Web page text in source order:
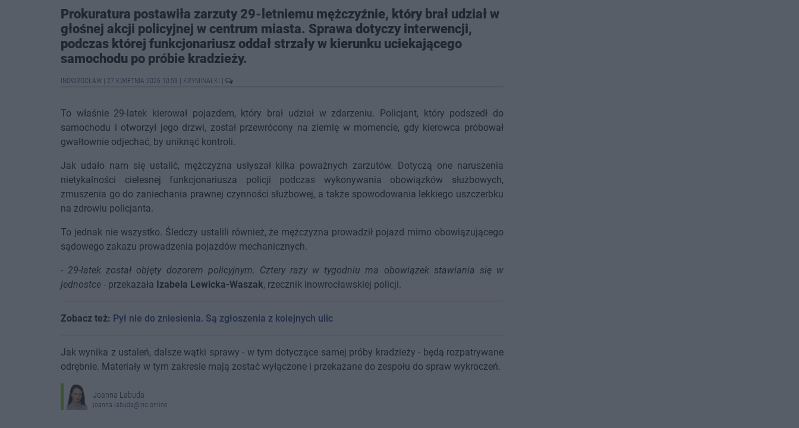
Prokuratura postawiła zarzuty 29-letniemu mężczyźnie, który brał udział w
głośnej akcji policyjnej w centrum miasta. Sprawa dotyczy interwencji,
podczas której funkcjonariusz oddał strzały w kierunku uciekającego
samochodu po próbie kradzieży.
INOWROCŁAW 27 KWIETNIA 2026 10:59 KRYMINAŁKI
To właśnie 29-latek kierował pojazdem, który brał udział w zdarzeniu. Policjant, który podszedł do
samochodu i otworzył jego drzwi, został przewrócony na ziemię w momencie, gdy kierowca próbował
gwałtownie odjechać, by uniknąć kontroli.
Jak udało nam się ustalić, mężczyzna usłyszał kilka poważnych zarzutów. Dotyczą one naruszenia
nietykalności cielesnej funkcjonariusza policji podczas wykonywania obowiązków służbowych,
zmuszenia go do zaniechania prawnej czynności służbowej, a także spowodowania lekkiego uszczerbku
na zdrowiu policjanta.
To jednak nie wszystko. Śledczy ustalili również, że mężczyzna prowadził pojazd mimo obowiązującego
sądowego zakazu prowadzenia pojazdów mechanicznych.
-29-latek został objęty dozorem policyjnym. Cztery razy w tygodniu ma obowiązek stawiania się w
jednostce - przekazała Izabela Lewicka-Waszak, rzecznik inowrocławskiej policji.
Zobacz też: Pył nie do zniesienia. Są zgłoszenia z kolejnych ulic
Jak wynika z ustaleń, dalsze wątki sprawy - w tym dotyczące samej próby kradzieży - będą rozpatrywane
odrębnie. Materiały w tym zakresie mają zostać wyłączone i przekazane do zespołu do spraw wykroczeń.
Joanna Labuda
joanna.labuda@ino.online